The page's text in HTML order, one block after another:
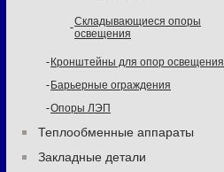
Складывающиеся опоры
освещения
Кронштейны для опор освещения
Барьерные ограждения
Опоры ЛЭП
Теплообменные аппараты
Закладные детали